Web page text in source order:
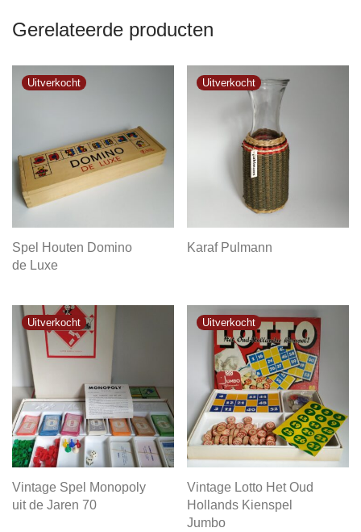
Gerelateerde producten
Spel Houten Domino
de Luxe
Karaf Pulmann
Vintage Spel Monopoly
uit de Jaren 70
Vintage Lotto Het Oud
Hollands Kienspel
Jumbo